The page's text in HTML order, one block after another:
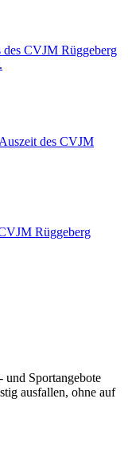
und Sportangebote
ausfallen, ohne auf